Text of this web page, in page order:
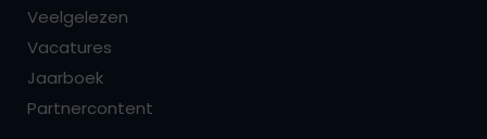
Veelgelezen
Vacatures
Jaarboek
Partnercontent